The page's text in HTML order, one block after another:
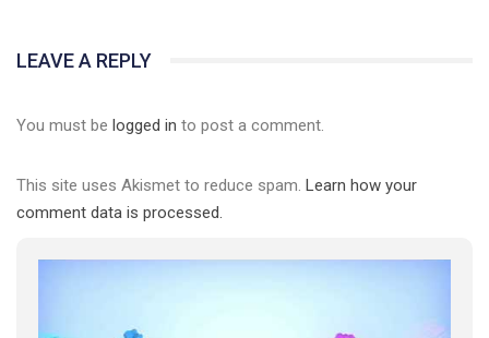
LEAVE A REPLY
You must be logged in to post a comment.
This site uses Akismet to reduce spam. Learn how your
comment data is processed.